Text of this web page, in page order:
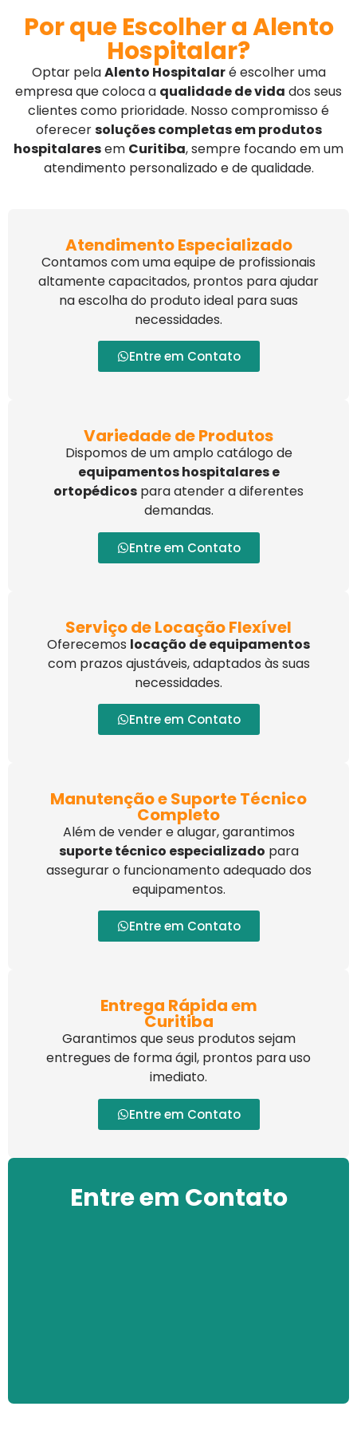
Por que Escolher a Alento
Hospitalar?
Optar pelaAlento Hospitalaré escolher uma
empresa que coloca a qualidade de vida dos seus
clientes como prioridade. Nosso compromisso é
oferecersoluções completas em produtos
hospitalaresem Curitiba, sempre focando em um
atendimento personalizado e de qualidade.
Atendimento Especializado
Contamos com uma equipe de profissionais
altamente capacitados, prontos para ajudar
na escolha do produto ideal para suas
necessidades.
Entre em Contato
Variedade de Produtos
Dispomos de um amplo catálogo de
equipamentos hospitalares e
ortopédicos para atender a diferentes
demandas.
Entre em Contato
Serviço de Locação Flexível
Oferecemos locação de equipamentos
com prazos ajustáveis, adaptados às suas
necessidades.
Entre em Contato
Manutenção e Suporte Técnico
Completo
Além de vender e alugar, garantimos
suporte técnico especializado para
assegurar o funcionamento adequado dos
equipamentos.
Entre em Contato
Entrega Rápida em
Curitiba
Garantimos que seus produtos sejam
entregues de forma ágil, prontos para uso
imediato.
Entre em Contato
Entre em Contato